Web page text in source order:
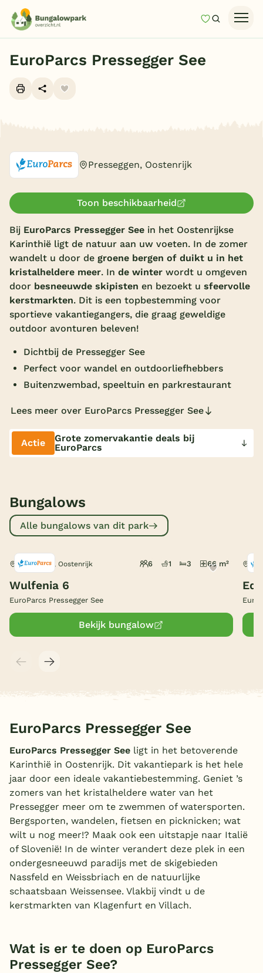
MijnZoeken
Last minutes
Onze vakantiegidsen
Vakantieparken
Subtropisch zwembad
Overdekt zwembad
Wildwaterbaan
Indoor speeltuin
Alle populaire faciliteiten
Keuzehulp
Bestemmingen
Nederland
Veluwe
Duitsland
EuroParcs Pressegger See
Presseggen, Oostenrijk
Toon beschikbaarheid
Bij EuroParcs Pressegger See in het Oostenrijkse
Karinthië ligt de natuur aan uw voeten. In de zomer
wandelt u door de groene bergen of duikt u in het
kristalheldere meer. In de winter wordt u omgeven
door besneeuwde skipisten en bezoekt u sfeervolle
kerstmarkten. Dit is een topbestemming voor
sportieve vakantiegangers, die graag geweldige
outdoor avonturen beleven!
Dichtbij de Pressegger See
Perfect voor wandel en outdoorliefhebbers
Buitenzwembad, speeltuin en parkrestaurant
Lees meer over EuroParcs Pressegger See
Actie
Grote zomervakantie deals bij
EuroParcs
Bungalows
Alle bungalows van dit park
Presseggen, Oostenrijk 6 1 3 66 m²
Wulfenia 6
EuroParcs Pressegger See
Bekijk bungalow
EuroParcs Pressegger See
EuroParcs Pressegger See ligt in het betoverende
Karinthië in Oostenrijk. Dit vakantiepark is het hele
jaar door een ideale vakantiebestemming. Geniet ’s
zomers van het kristalheldere water van het
Pressegger meer om te zwemmen of watersporten.
Bergsporten, wandelen, fietsen en picknicken; wat
wilt u nog meer!? Maak ook een uitstapje naar Italië
of Slovenië! In de winter verandert deze plek in een
ondergesneeuwd paradijs met de skigebieden
Nassfeld en Weissbriach en de natuurlijke
schaatsbaan Weissensee. Vlakbij vindt u de
kerstmarkten van Klagenfurt en Villach.
Wat is er te doen op EuroParcs
Pressegger See?